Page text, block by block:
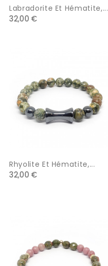
Labradorite Et Hématite,...
32,00 €
Rhyolite Et Hématite,...
32,00 €